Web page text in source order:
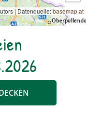
| Datenquelle:basemap.at